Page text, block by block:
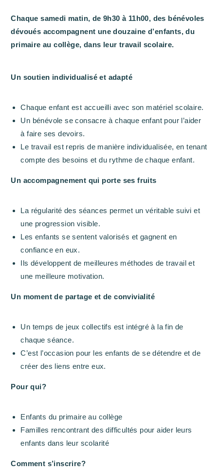
Chaque samedi matin, de 9h30 à 11h00, des bénévoles
dévoués accompagnent une douzaine d’enfants, du
primaire au collège, dans leur travail scolaire.
Un soutien individualisé et adapté
Chaque enfant est accueilli avec son matériel scolaire.
Un bénévole se consacre à chaque enfant pour l’aider
à faire ses devoirs.
Le travail est repris de manière individualisée, en tenant
compte des besoins et du rythme de chaque enfant.
Un accompagnement qui porte ses fruits
La régularité des séances permet un véritable suivi et
une progression visible.
Les enfants se sentent valorisés et gagnent en
confiance en eux.
Ils développent de meilleures méthodes de travail et
une meilleure motivation.
Un moment de partage et de convivialité
Un temps de jeux collectifs est intégré à la fin de
chaque séance.
C’est l’occasion pour les enfants de se détendre et de
créer des liens entre eux.
Pour qui?
Enfants du primaire au collège
Familles rencontrant des difficultés pour aider leurs
enfants dans leur scolarité
Comment s’inscrire?